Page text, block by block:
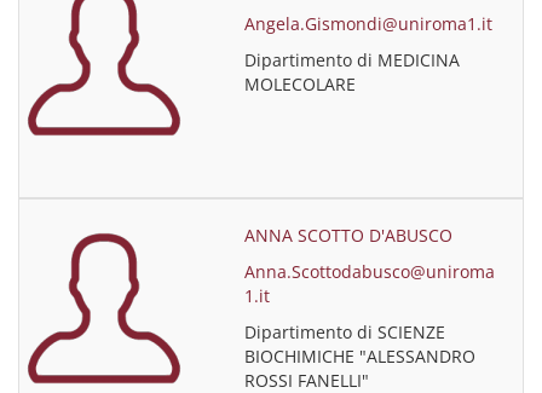
Angela.Gismondi@uniroma1.it
Dipartimento di MEDICINA
MOLECOLARE
ANNA SCOTTO D'ABUSCO
Anna.Scottodabusco@uniroma
1.it
Dipartimento di SCIENZE
BIOCHIMICHE "ALESSANDRO
ROSSI FANELLI"